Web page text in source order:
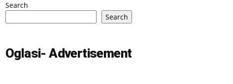
Search
Search
Oglasi- Advertisement